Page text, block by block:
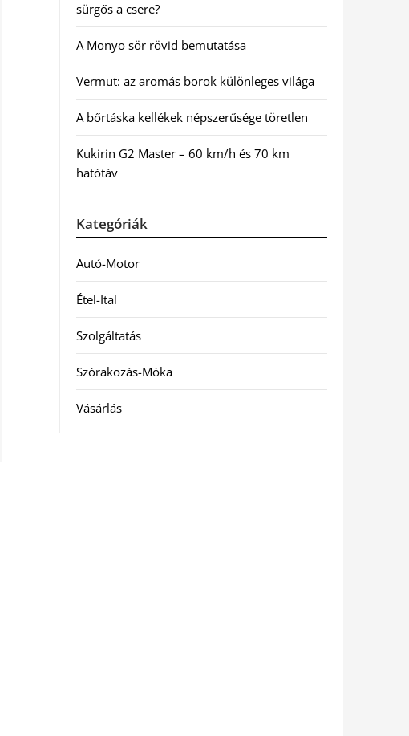
sürgős a csere?
A Monyo sör rövid bemutatása
Vermut: az aromás borok különleges világa
A bőrtáska kellékek népszerűsége töretlen
Kukirin G2 Master – 60 km/h és 70 km
hatótáv
Kategóriák
Autó-Motor
Étel-Ital
Szolgáltatás
Szórakozás-Móka
Vásárlás